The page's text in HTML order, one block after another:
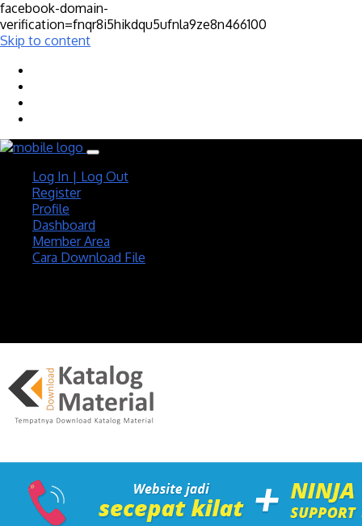
facebook-domain-
verification=fnqr8i5hikdqu5ufnla9ze8n466100
Skip to content
Log In | Log Out
Register
Profile
Dashboard
Member Area
Cara Download File